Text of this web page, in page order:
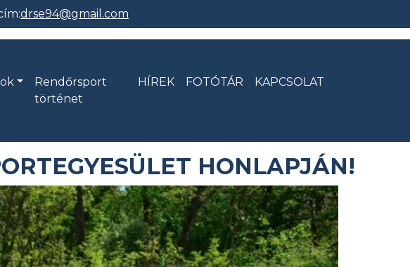
drse94@gmail.com
Rendőrsport
történet
HÍREK FOTÓTÁR KAPCSOLAT
HONLAPJÁN!